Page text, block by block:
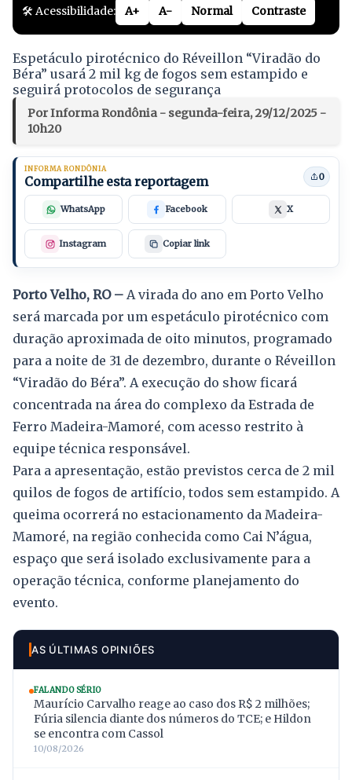
🛠️ Acessibilidade: A+ A- Normal Contraste
Espetáculo pirotécnico do Réveillon “Viradão do
Béra” usará 2 mil kg de fogos sem estampido e
seguirá protocolos de segurança
Por Informa Rondônia - segunda-feira, 29/12/2025 -
10h20
INFORMA RONDÔNIA
Compartilhe esta reportagem 0
WhatsApp Facebook X
Instagram Copiar link
Porto Velho, RO – A virada do ano em Porto Velho
será marcada por um espetáculo pirotécnico com
duração aproximada de oito minutos, programado
para a noite de 31 de dezembro, durante o Réveillon
“Viradão do Béra”. A execução do show ficará
concentrada na área do complexo da Estrada de
Ferro Madeira-Mamoré, com acesso restrito à
equipe técnica responsável.
Para a apresentação, estão previstos cerca de 2 mil
quilos de fogos de artifício, todos sem estampido. A
queima ocorrerá no estacionamento da Madeira-
Mamoré, na região conhecida como Cai N’água,
espaço que será isolado exclusivamente para a
operação técnica, conforme planejamento do
evento.
AS ÚLTIMAS OPINIÕES
FALANDO SÉRIO
Maurício Carvalho reage ao caso dos R$ 2 milhões;
Fúria silencia diante dos números do TCE; e Hildon
se encontra com Cassol
10/08/2026